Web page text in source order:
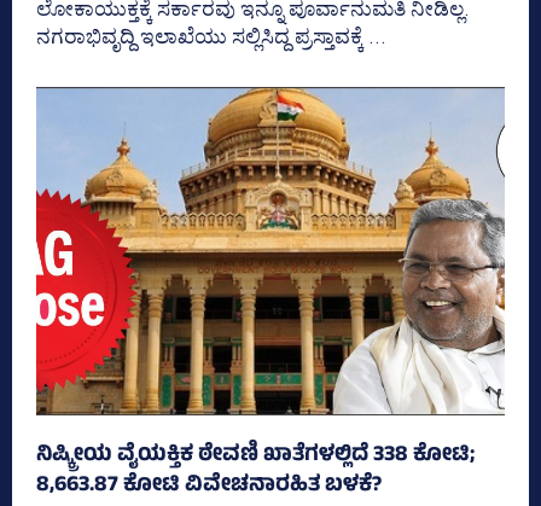
ಲೋಕಾಯುಕ್ತಕ್ಕೆ ಸರ್ಕಾರವು ಇನ್ನೂ ಪೂರ್ವಾನುಮತಿ ನೀಡಿಲ್ಲ.
ನಗರಾಭಿವೃದ್ದಿ ಇಲಾಖೆಯು ಸಲ್ಲಿಸಿದ್ದ ಪ್ರಸ್ತಾವಕ್ಕೆ ...
ನಿಷ್ಕ್ರೀಯ ವೈಯಕ್ತಿಕ ಠೇವಣಿ ಖಾತೆಗಳಲ್ಲಿದೆ 338 ಕೋಟಿ;
8,663.87 ಕೋಟಿ ವಿವೇಚನಾರಹಿತ ಬಳಕೆ?